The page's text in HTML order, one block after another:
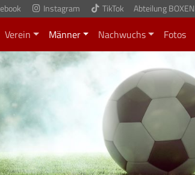
Instagram TikTok Abteilung BOXEN
Verein Männer Nachwuchs Fotos